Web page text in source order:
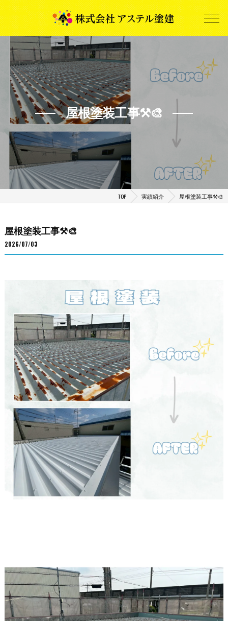
屋根塗装工事⚒️🎨
TOP 実績紹介 屋根塗装工事⚒️🎨
屋根塗装工事⚒️🎨
2026/07/03